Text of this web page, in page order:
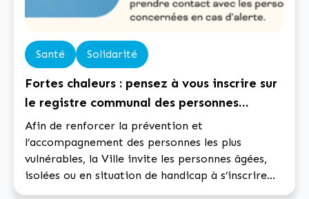
Santé Solidarité
Fortes chaleurs : pensez à vous inscrire sur
le registre communal des personnes
fragiles !
Afin de renforcer la prévention et
l’accompagnement des personnes les plus
vulnérables, la Ville invite les personnes âgées,
isolées ou en situation de handicap à s’inscrire
sur le registre nominatif communal. Ce dispositif